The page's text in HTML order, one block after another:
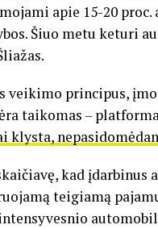
apie 15-20
Šiuo metu keturi
veikimo principus,
taikomas –
klysta,
kad
teigiamą